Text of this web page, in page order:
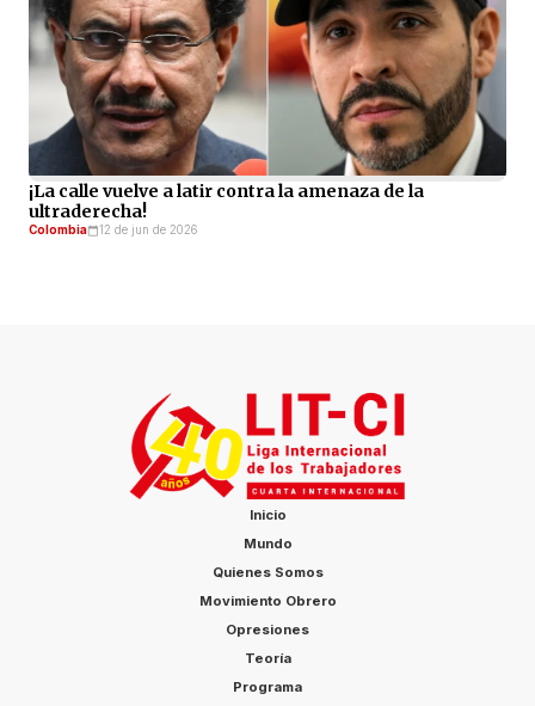
¡La calle vuelve a latir contra la amenaza de la
ultraderecha!
Colombia 12 de jun de 2026
Inicio
Mundo
Quienes Somos
Movimiento Obrero
Opresiones
Teoría
Programa